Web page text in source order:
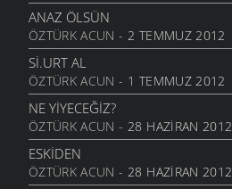
ANAZ ÖLSÜN
ÖZTÜRK ACUN - 2 TEMMUZ 2012
SI.URT AL
ÖZTÜRK ACUN - 1 TEMMUZ 2012
NE YİYECEĞİZ?
ÖZTÜRK ACUN - 28 HAZIRAN 2012
ESKIDEN
ÖZTÜRK ACUN - 28 HAZIRAN 2012